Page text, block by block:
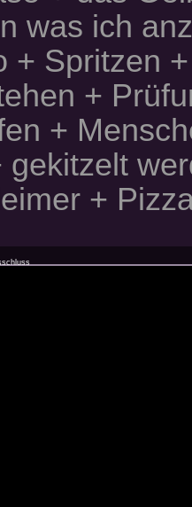
was ich
+ Spritzen
+
+
gekitzelt
+